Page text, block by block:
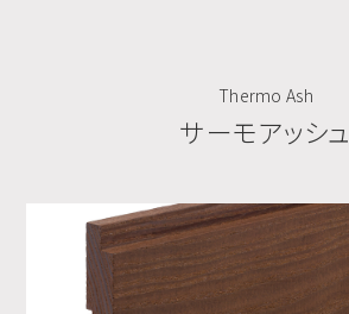
Thermo Ash
サーモアッシュ